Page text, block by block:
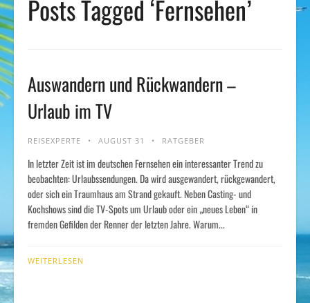
Posts Tagged ‘Fernsehen’
Auswandern und Rückwandern –
Urlaub im TV
REISEXPERTE AUGUST 31 RATGEBER
In letzter Zeit ist im deutschen Fernsehen ein interessanter Trend zu
beobachten: Urlaubssendungen. Da wird ausgewandert, rückgewandert,
oder sich ein Traumhaus am Strand gekauft. Neben Casting- und
Kochshows sind die TV-Spots um Urlaub oder ein „neues Leben“ in
fremden Gefilden der Renner der letzten Jahre. Warum...
WEITERLESEN